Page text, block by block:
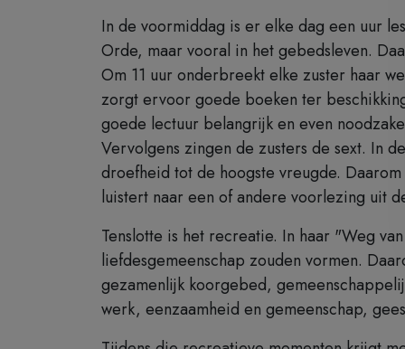
In de voormiddag is er elke dag een uur
Orde, maar vooral in het gebedsleven.
Om 11 uur onderbreekt elke zuster haar
zorgt ervoor goede boeken ter
goede lectuur belangrijk en even
Vervolgens zingen de zusters de sext. In
droefheid tot de hoogste vreugde.
luistert naar een of andere voorlezing uit
Tenslotte is het recreatie. In haar "Weg
liefdesgemeenschap zouden vormen.
gezamenlijk koorgebed,
werk, eenzaamheid en gemeenschap,